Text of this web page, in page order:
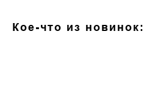
Кое-что из новинок: